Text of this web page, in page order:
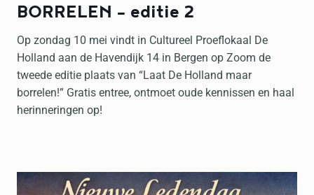
BORRELEN – editie 2
Op zondag 10 mei vindt in Cultureel Proeflokaal De
Holland aan de Havendijk 14 in Bergen op Zoom de
tweede editie plaats van “Laat De Holland maar
borrelen!” Gratis entree, ontmoet oude kennissen en haal
herinneringen op!